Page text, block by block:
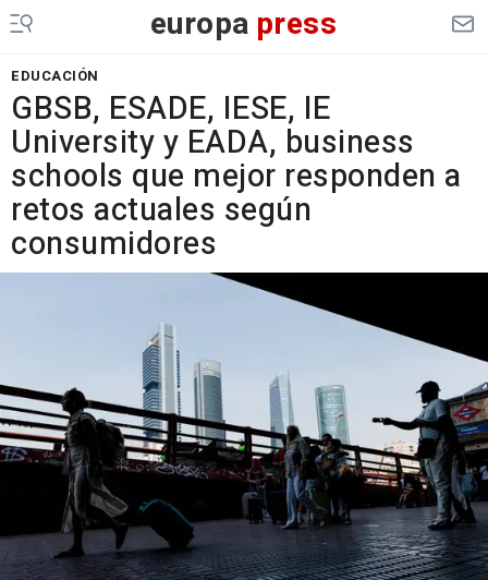
europa press
EDUCACIÓN
GBSB, ESADE, IESE, IE
University y EADA, business
schools que mejor responden a
retos actuales según
consumidores